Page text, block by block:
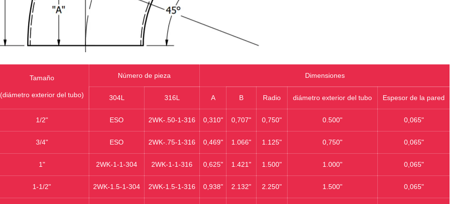
Tamaño
(diámetro exterior del tubo)
Número de pieza Dimensiones
304L 316L A B Radio diámetro exterior del tubo Espesor de la pared
1/2" ESO 2WK‐.50-1-316 0,310" 0,707" 0,750" 0.500" 0,065"
3/4" ESO 2WK‐.75-1-316 0,469" 1.066" 1.125" 0,750" 0,065"
1" 2WK-1-1-304 2WK‐1-1-316 0,625" 1.421" 1.500" 1.000" 0,065"
1-1/2" 2WK‐1.5-1-304 2WK‐1.5-1-316 0,938" 2.132" 2.250" 1.500" 0,065"